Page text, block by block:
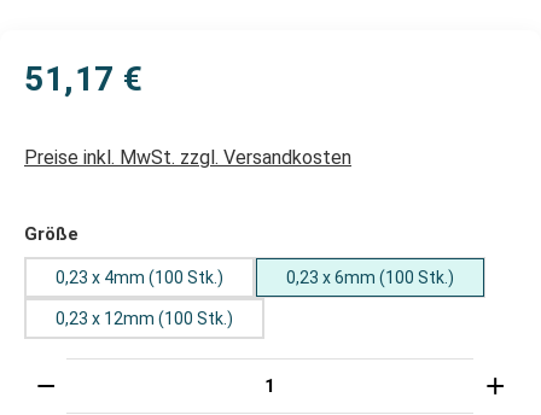
51,17 €
Preise inkl. MwSt. zzgl. Versandkosten
Größe
0,23 x 4mm (100 Stk.) 0,23 x 6mm (100 Stk.)
0,23 x 12mm (100 Stk.)
Produkt Anzahl: Gib den gewünschten Wert ein